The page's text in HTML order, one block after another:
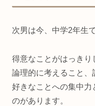
次男は今、中学2年生で
得意なことがはっきり
論理的に考えること、
好きなことへの集中力
のがあります。